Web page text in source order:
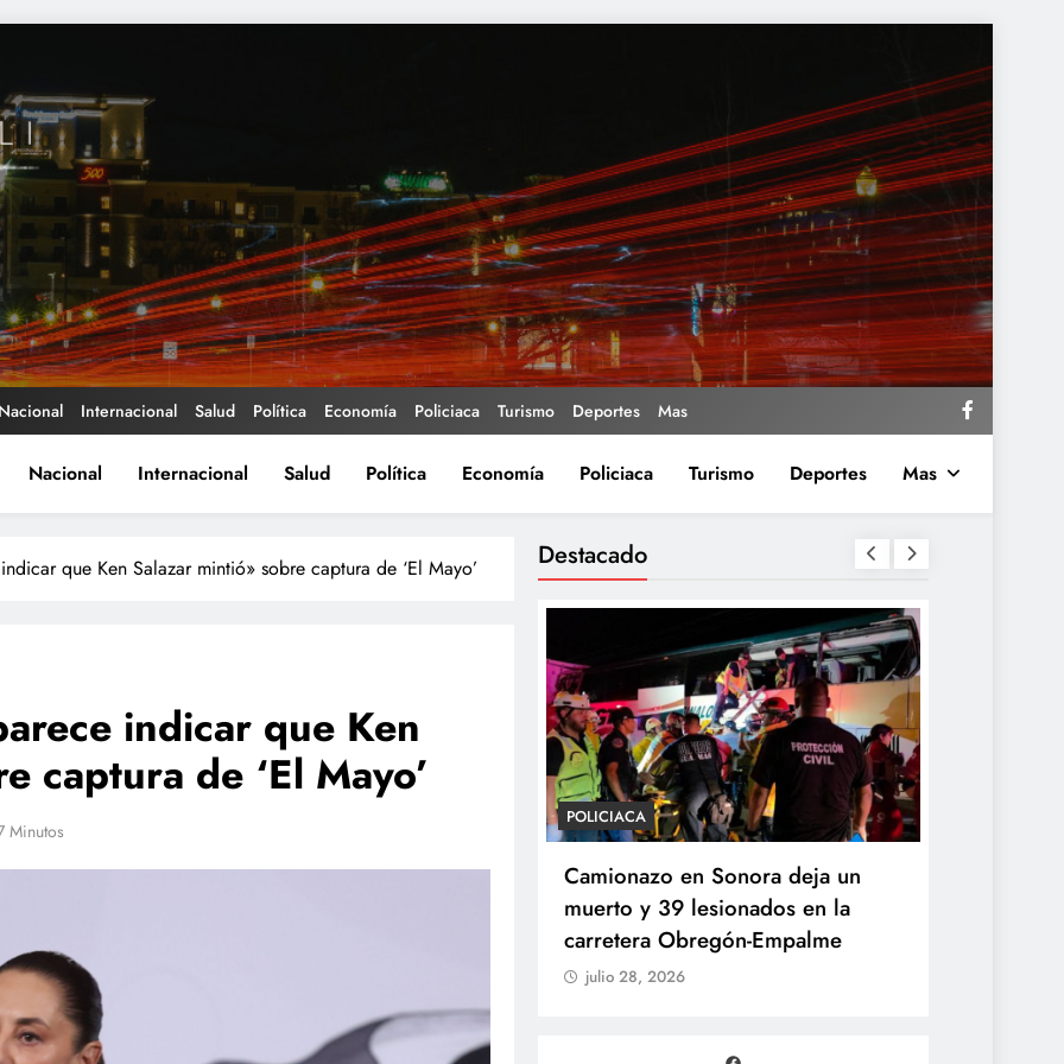
Nacional Internacional Salud Política Economía Policiaca Turismo Deportes Mas
Nacional Internacional Salud Política Economía Policiaca Turismo Deportes Mas
que Ken Salazar mintió» sobre captura de ‘El Mayo’
indicar que Ken
captura de ‘El Mayo’
Minutos
Destacado
Propuesta para la regulación de
POLICIACA
Camionazo en Sonora deja un
muerto y 39 lesionados en la
carretera Obregón-Empalme
julio 28, 2026